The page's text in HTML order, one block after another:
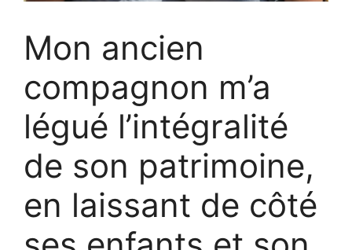
Mon ancien
compagnon m’a
légué l’intégralité
de son patrimoine,
en laissant de côté